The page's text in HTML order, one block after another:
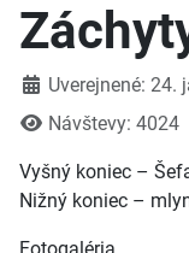
DetailyUverejnené: 24.
Návštevy: 4024
Vyšný koniec –
Nižný koniec –